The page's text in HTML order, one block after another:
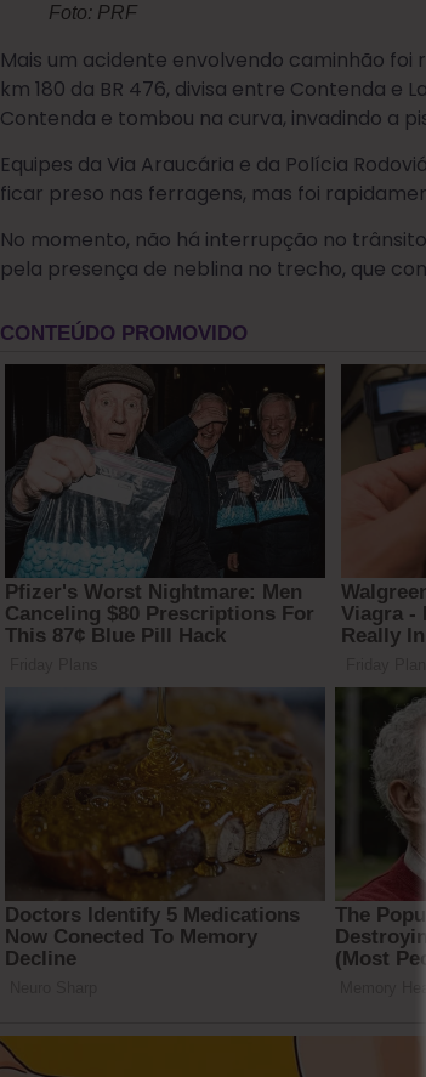
Foto: PRF
Mais um acidente envolvendo caminhão
km 180 da BR 476, divisa entre Contenda e
Contenda e tombou na curva, invadindo a
Equipes da Via Araucária e da Polícia
ficar preso nas ferragens, mas foi
No momento, não há interrupção no
pela presença de neblina no trecho, que